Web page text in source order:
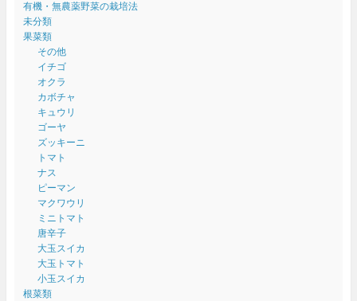
有機・無農薬野菜の栽培法
未分類
果菜類
その他
イチゴ
オクラ
カボチャ
キュウリ
ゴーヤ
ズッキーニ
トマト
ナス
ピーマン
マクワウリ
ミニトマト
唐辛子
大玉スイカ
大玉トマト
小玉スイカ
根菜類